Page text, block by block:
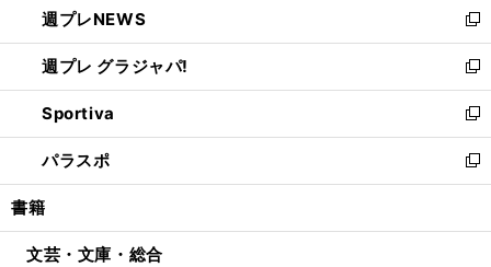
く
で
開
く
ド
ウ
で
開
く
い
ウ
ィ
ン
ド
ウ
で
開
週プレNEWS
新
し
い
ウ
ィ
ン
ド
ウ
開
週プレ グラジャパ!
新
し
い
ウ
ィ
ン
ウ
Sportiva
新
し
い
ウ
ン
パラスポ
新
し
ウ
書籍
文芸・文庫・総合